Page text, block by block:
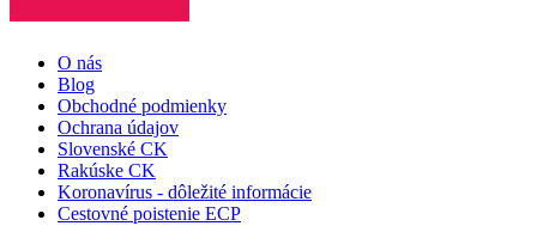
O nás
Blog
Obchodné podmienky
Ochrana údajov
Slovenské CK
Rakúske CK
Koronavírus - dôležité informácie
Cestovné poistenie ECP